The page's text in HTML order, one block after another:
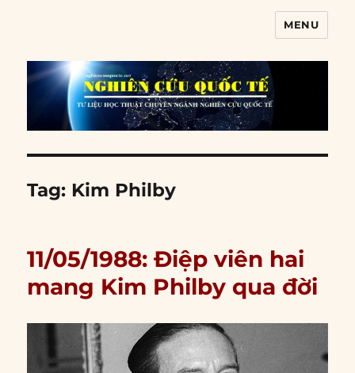
MENU
Tag: Kim Philby
11/05/1988: Điệp viên hai
mang Kim Philby qua đời